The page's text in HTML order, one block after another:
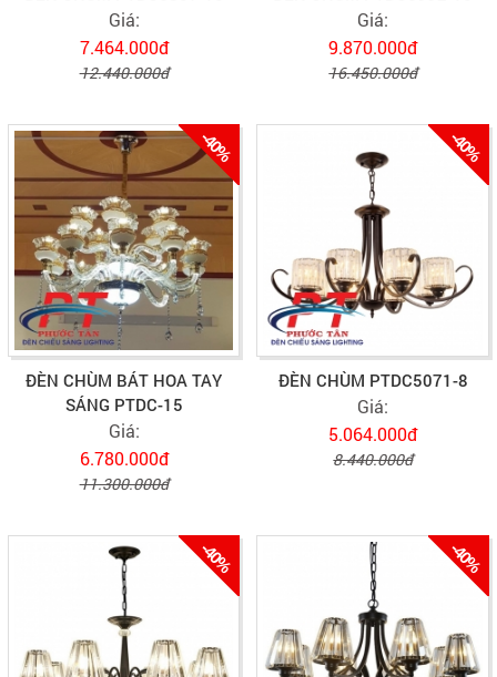
Giá:
7.464.000đ
12.440.000đ
Giá:
9.870.000đ
16.450.000đ
-40%
ĐÈN CHÙM BÁT HOA TAY
SÁNG PTDC-15
Giá:
6.780.000đ
11.300.000đ
-40%
ĐÈN CHÙM PTDC5071-8
Giá:
5.064.000đ
8.440.000đ
-40% -40%